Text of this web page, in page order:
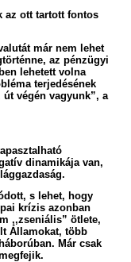
az ott tartott fontos
már nem lehet
az pénzügyi
lehetett volna
terjedésének
végén vagyunk”, a
dinamikája van,
s lehet, hogy
krízis azonban
,,zseniális” ötlete,
Államokat, több
Már csak